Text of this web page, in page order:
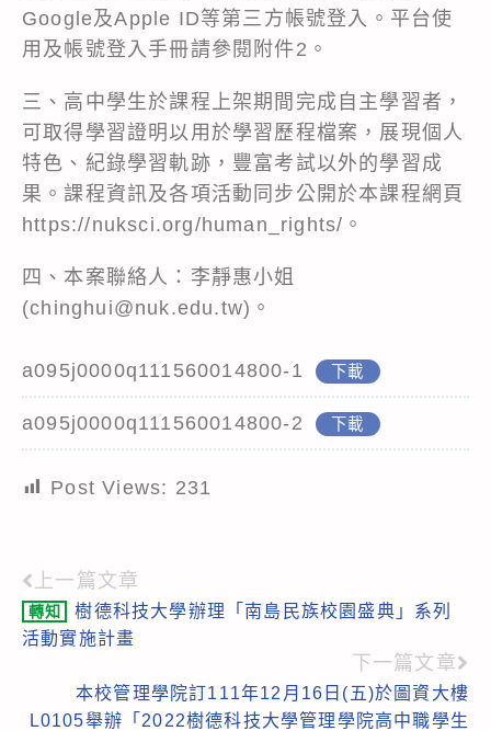
Google及Apple ID等第三方帳號登入。平台使
用及帳號登入手冊請參閱附件2。
三、高中學生於課程上架期間完成自主學習者，
可取得學習證明以用於學習歷程檔案，展現個人
特色、紀錄學習軌跡，豐富考試以外的學習成
果。課程資訊及各項活動同步公開於本課程網頁
https://nuksci.org/human_rights/。
四、本案聯絡人：李靜惠小姐
(chinghui@nuk.edu.tw)。
a095j0000q111560014800-1 下載
a095j0000q111560014800-2 下載
Post Views: 231
Read
more
上一篇文章
轉知
樹德科技大學辦理「南島民族校園盛典」系列
活動實施計畫
下一篇文章
本校管理學院訂111年12月16日(五)於圖資大樓
L0105舉辦「2022樹德科技大學管理學院高中職學生